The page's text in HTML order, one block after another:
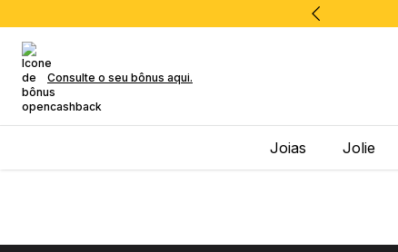
Consulte o seu bônus aqui.
Joias Jolie